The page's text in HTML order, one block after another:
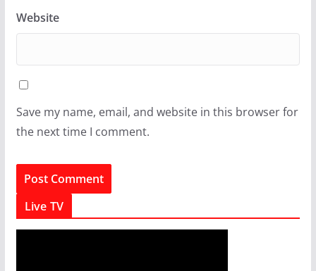
Website
Save my name, email, and website in this browser for
the next time I comment.
Live TV